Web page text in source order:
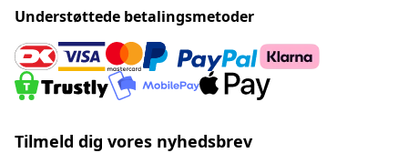
Understøttede betalingsmetoder
Tilmeld dig vores nyhedsbrev